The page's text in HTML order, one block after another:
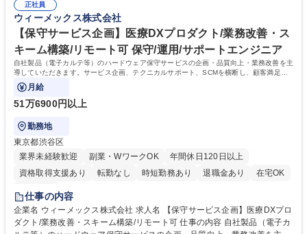
集職種 【東京】セールス（健康推進システム）/フルフレックス/リーダー
候補
ただき、2ヶ月目以降は、営業担当として新規顧客獲得活動を行っていた
だきます。その後、実績・志向に応じてマネージャーやその他ポジション
などキャリアを拡げて頂きます。 学歴・資格 学歴：大学院 大学 高専 短大
専修学校 高校 語学力： 資格：
正社員
ウィーメックス株式会社
【保守サービス企画】医療DXプロダクト/業務改善・ス
キーム構築/リモート可 保守/運用/サポートエンジニア
自社製品（電子カルテ等）のハードウェア保守サービスの企画・品質向上・業務改善を主
導していただきます。サービス企画、テクニカルサポート、SCMを横断し、顧客満足と
製品の安定稼働を支える重要な役割です。
月給
51万6900円以上
勤務地
東京都渋谷区
業界未経験歓迎
副業・WワークOK
年間休日120日以上
資格取得支援あり
転勤なし 時短勤務あり 退職金あり
在宅OK
服装自由
仕事の内容
企業名 ウィーメックス株式会社 求人名 【保守サービス企画】医療DXプロ
ダクト/業務改善・スキーム構築/リモート可 仕事の内容 自社製品（電子カ